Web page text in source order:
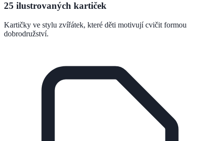
25 ilustrovaných kartiček
Kartičky ve stylu zvířátek, které děti motivují cvičit formou
dobrodružství.